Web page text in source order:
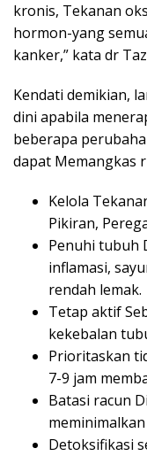
kronis, Tekanan
hormon-yang
kanker,” kata dr
Kendati demikian,
dini apabila
beberapa
dapat Memangkas
Kelola
Pikiran,
Penuhi tubuh
inflamasi,
rendah lemak.
Tetap aktif
kekebalan
Prioritaskan
7-9 jam
Batasi racun
Detoksifikasi